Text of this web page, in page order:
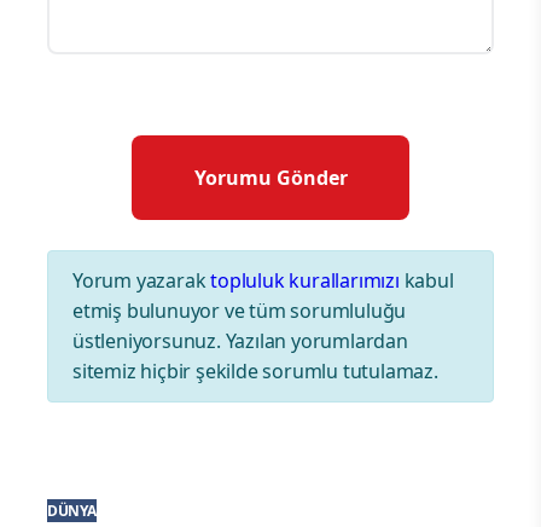
Yorum yazaraktopluluk kurallarımızı kabul
etmiş bulunuyor ve tüm sorumluluğu
üstleniyorsunuz. Yazılan yorumlardan
sitemiz hiçbir şekilde sorumlu tutulamaz.
DÜNYA